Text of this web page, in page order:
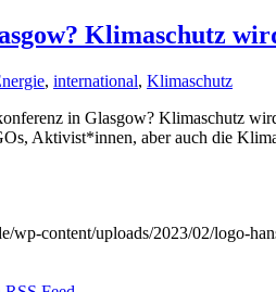
Klimaschutz
, international, Klimaschutz
in Glasgow? Klimaschutz
Aktivist*innen, aber auch die
wp-content/uploads/2023/02/logo-